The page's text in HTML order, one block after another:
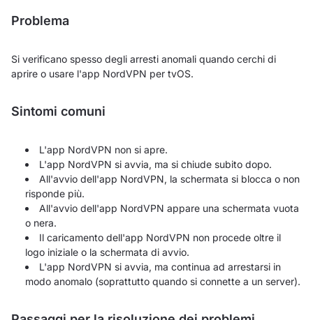
Problema
Si verificano spesso degli arresti anomali quando cerchi di
aprire o usare l'app NordVPN per tvOS.
Sintomi comuni
L'app NordVPN non si apre.
L'app NordVPN si avvia, ma si chiude subito dopo.
All'avvio dell'app NordVPN, la schermata si blocca o non
risponde più.
All'avvio dell'app NordVPN appare una schermata vuota
o nera.
Il caricamento dell'app NordVPN non procede oltre il
logo iniziale o la schermata di avvio.
L'app NordVPN si avvia, ma continua ad arrestarsi in
modo anomalo (soprattutto quando si connette a un server).